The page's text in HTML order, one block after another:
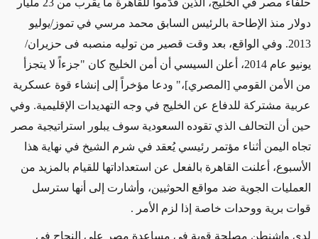
حلفاء مصر في الخليج، الذين قدّموا للقاهرة ما يقرب من 23 مليار
دولار منذ الإطاحة بالرئيس السابق محمد مرسي في تموز/يوليو
2013. وفي الواقع، بعد وقت قصير من توليه منصبه فى حزيران/
يونيو عام 2014، أعلن السيسي أن أمن الخليج كان "جزءاً لا يتجزأ
من الأمن القومي [المصري]،" ودعا مؤخراً إلى إنشاء قوة عسكرية
عربية مشتركة للدفاع عن الخليج في وجه التهديدات الإقليمية. وفي
حين أن التحالف الذي تقوده السعودية سوف يبلور استراتيجية مصر
تجاه اليمن أثناء مؤتمر رئيسي يُعقد في شرم الشيخ في نهاية هذا
الأسبوع، أعلنت القاهرة بالفعل عن استعداداتها للقيام بالمزيد من
العمليات الجوية ضد مواقع الحوثيين، وأشارت إلى أنها سترسل
قوات برية ووحدات خاصة إذا لزم الأمر .
لدى واشنطن مصلحة قوية في مساعدة مصر على النجاح في